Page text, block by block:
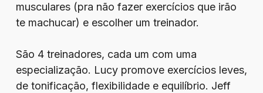
musculares (pra não fazer exercícios que irão
te machucar) e escolher um treinador.
São 4 treinadores, cada um com uma
especialização. Lucy promove exercícios leves,
de tonificação, flexibilidade e equilíbrio. Jeff